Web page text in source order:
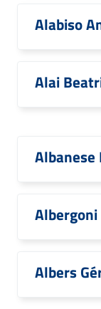
Alabiso
Alai
Albanese
Albergoni
Albers